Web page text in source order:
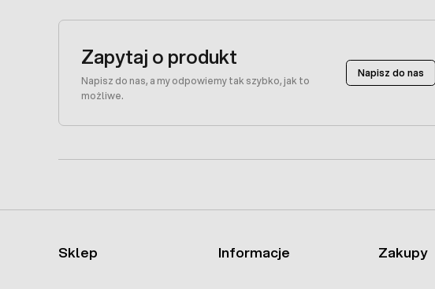
Zapytaj o produkt
Napisz do nas, a my odpowiemy tak szybko, jak to
możliwe.
Napisz do nas
Sklep Informacje Zakupy